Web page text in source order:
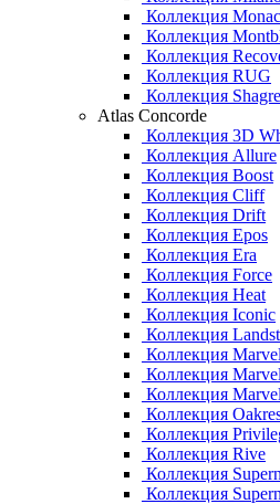
Коллекция
Коллекция
Коллекция
Коллекция RUG
Коллекция
Atlas Concorde
Коллекция 3D
Коллекция Allure
Коллекция Boost
Коллекция Cliff
Коллекция Drift
Коллекция Epos
Коллекция Era
Коллекция Force
Коллекция Heat
Коллекция Iconic
Коллекция
Коллекция Marvel
Коллекция
Коллекция
Коллекция
Коллекция
Коллекция Rive
Коллекция
Коллекция